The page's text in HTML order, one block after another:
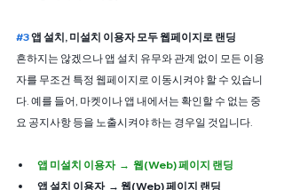
#3 앱 설치, 미설치 이용자 모두 웹페이지로 랜딩
흔하지는 않겠으나 앱 설치 유무와 관계 없이 모든 이용
자를 무조건 특정 웹페이지로 이동시켜야 할 수 있습니
다. 예를 들어, 마켓이나 앱 내에서는 확인할 수 없는 중
요 공지사항 등을 노출시켜야 하는 경우일 것입니다.
앱 미설치 이용자  →  웹(Web) 페이지 랜딩
앱 설치 이용자  → 웹(Web) 페이지 랜딩